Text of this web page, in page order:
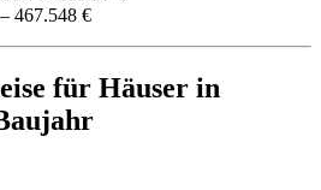
467.548 €
für Häuser in